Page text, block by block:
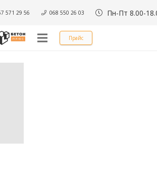
571 29 56 068 550 26 03 Пн-Пт 8.00-
Прайс